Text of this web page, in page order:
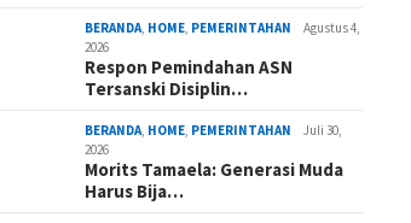
BERANDA, HOME, PEMERINTAHAN
Agustus 4,
2026
Respon Pemindahan ASN
Tersanski Disiplin…
BERANDA, HOME, PEMERINTAHAN
Juli 30,
2026
Morits Tamaela: Generasi Muda
Harus Bija…